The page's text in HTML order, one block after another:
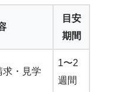
目安
期間
求・見学
1〜2
週間